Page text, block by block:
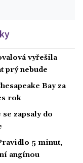
vyřešila
prý nebude
Bay za
rok
zapsaly do
5 minut,
angínou